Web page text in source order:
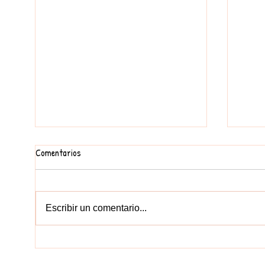
Comentarios
Escribir un comentario...